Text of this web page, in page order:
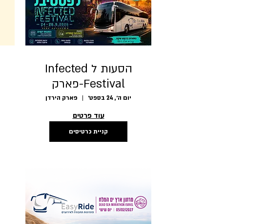
הסעות ל Infected
Festival-פארק
הירדן 24-
26.09.2026
יום ה׳, 24 בספט׳ פארק הירדן
עוד פרטים
קניית כרטיסים